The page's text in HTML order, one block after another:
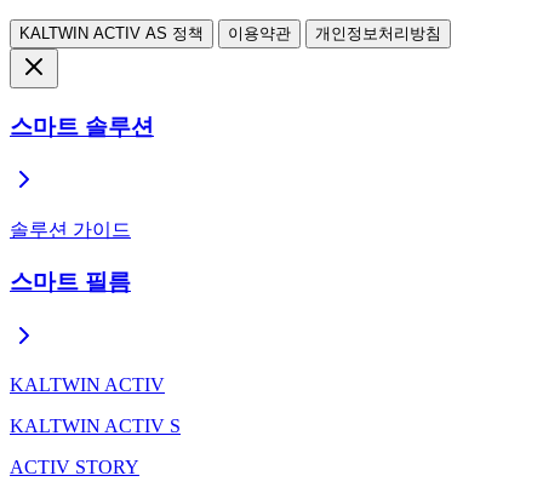
KALTWIN ACTIV AS 정책 이용약관 개인정보처리방침
스마트 솔루션
솔루션 가이드
스마트 필름
KALTWIN ACTIV
KALTWIN ACTIV S
ACTIV STORY